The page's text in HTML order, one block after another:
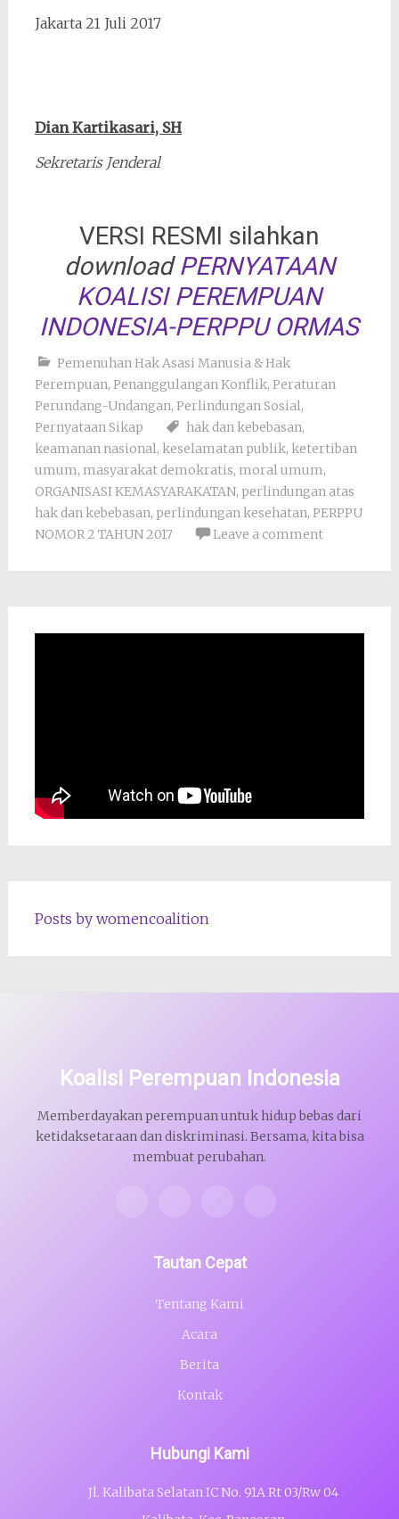
Jakarta 21 Juli 2017
Dian Kartikasari, SH
Sekretaris Jenderal
VERSI RESMI silahkan
downloadPERNYATAAN
KOALISI PEREMPUAN
INDONESIA-PERPPU ORMAS
Pemenuhan Hak Asasi Manusia & Hak
Perempuan, Penanggulangan Konflik, Peraturan
Perundang-Undangan, Perlindungan Sosial,
Pernyataan Sikap
hak dan kebebasan,
keamanan nasional, keselamatan publik, ketertiban
umum, masyarakat demokratis, moral umum,
ORGANISASI KEMASYARAKATAN, perlindungan atas
hak dan kebebasan, perlindungan kesehatan, PERPPU
NOMOR 2 TAHUN 2017
Leave a comment
Posts by womencoalition
Koalisi Perempuan Indonesia
Memberdayakan perempuan untuk hidup bebas dari
ketidaksetaraan dan diskriminasi. Bersama, kita bisa
membuat perubahan.
Tautan Cepat
Tentang Kami
Acara
Berita
Kontak
Hubungi Kami
Jl. Kalibata Selatan IC No. 91A Rt 03/Rw 04